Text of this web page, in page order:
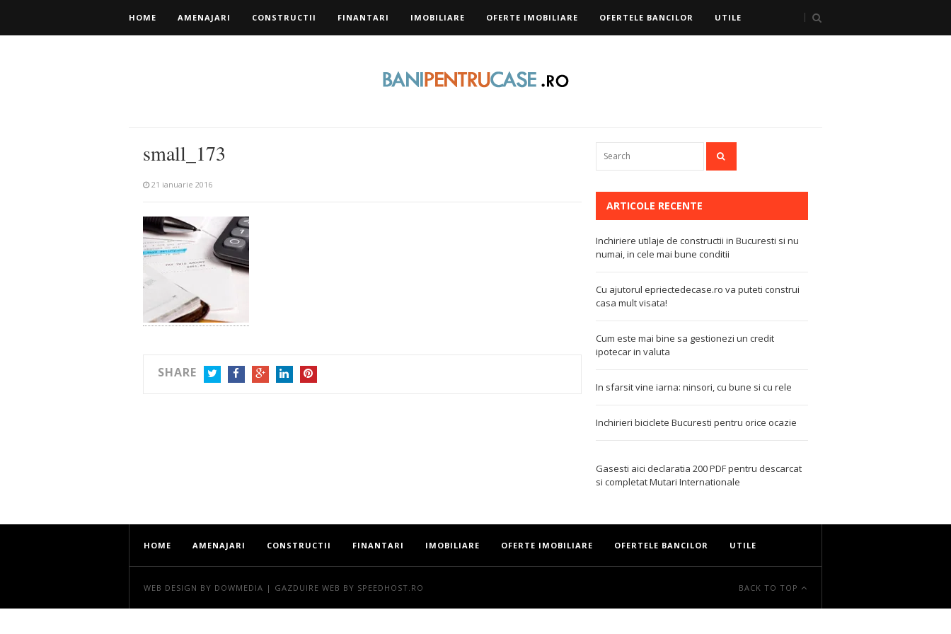
HOME AMENAJARI CONSTRUCTII FINANTARI IMOBILIARE OFERTE IMOBILIARE OFERTELE BANCILOR UTILE
small_173
21 ianuarie 2016
SHARE
ARTICOLE RECENTE
Inchiriere utilaje de constructii in Bucuresti si nu
numai, in cele mai bune conditii
Cu ajutorul epriectedecase.ro va puteti construi
casa mult visata!
Cum este mai bine sa gestionezi un credit
ipotecar in valuta
In sfarsit vine iarna: ninsori, cu bune si cu rele
Inchirieri biciclete Bucuresti pentru orice ocazie
Gasesti aici declaratia 200 PDFpentru descarcat
si completatMutari Internationale
HOME AMENAJARI CONSTRUCTII FINANTARI IMOBILIARE OFERTE IMOBILIARE OFERTELE BANCILOR UTILE
WEB DESIGN BY DOWMEDIA | GAZDUIRE WEB BY SPEEDHOST.RO BACK TO TOP